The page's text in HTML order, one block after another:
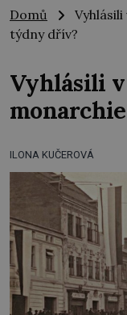
Domů
Vyhlásili
týdny dřív?
Vyhlásili v
ILONA KUČEROVÁ